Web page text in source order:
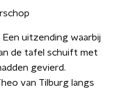
uitzending waarbij
de tafel schuift met
gevierd.
van Tilburg langs